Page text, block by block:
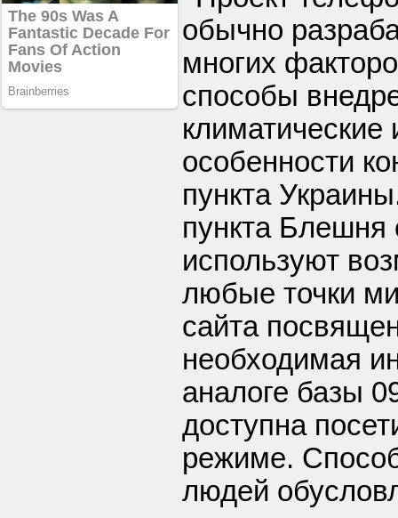
обычно
многих
способы
климатические
особенности
пункта
пункта Блешня
используют
любые точки
сайта
необходимая
аналоге базы
доступна
режиме.
людей